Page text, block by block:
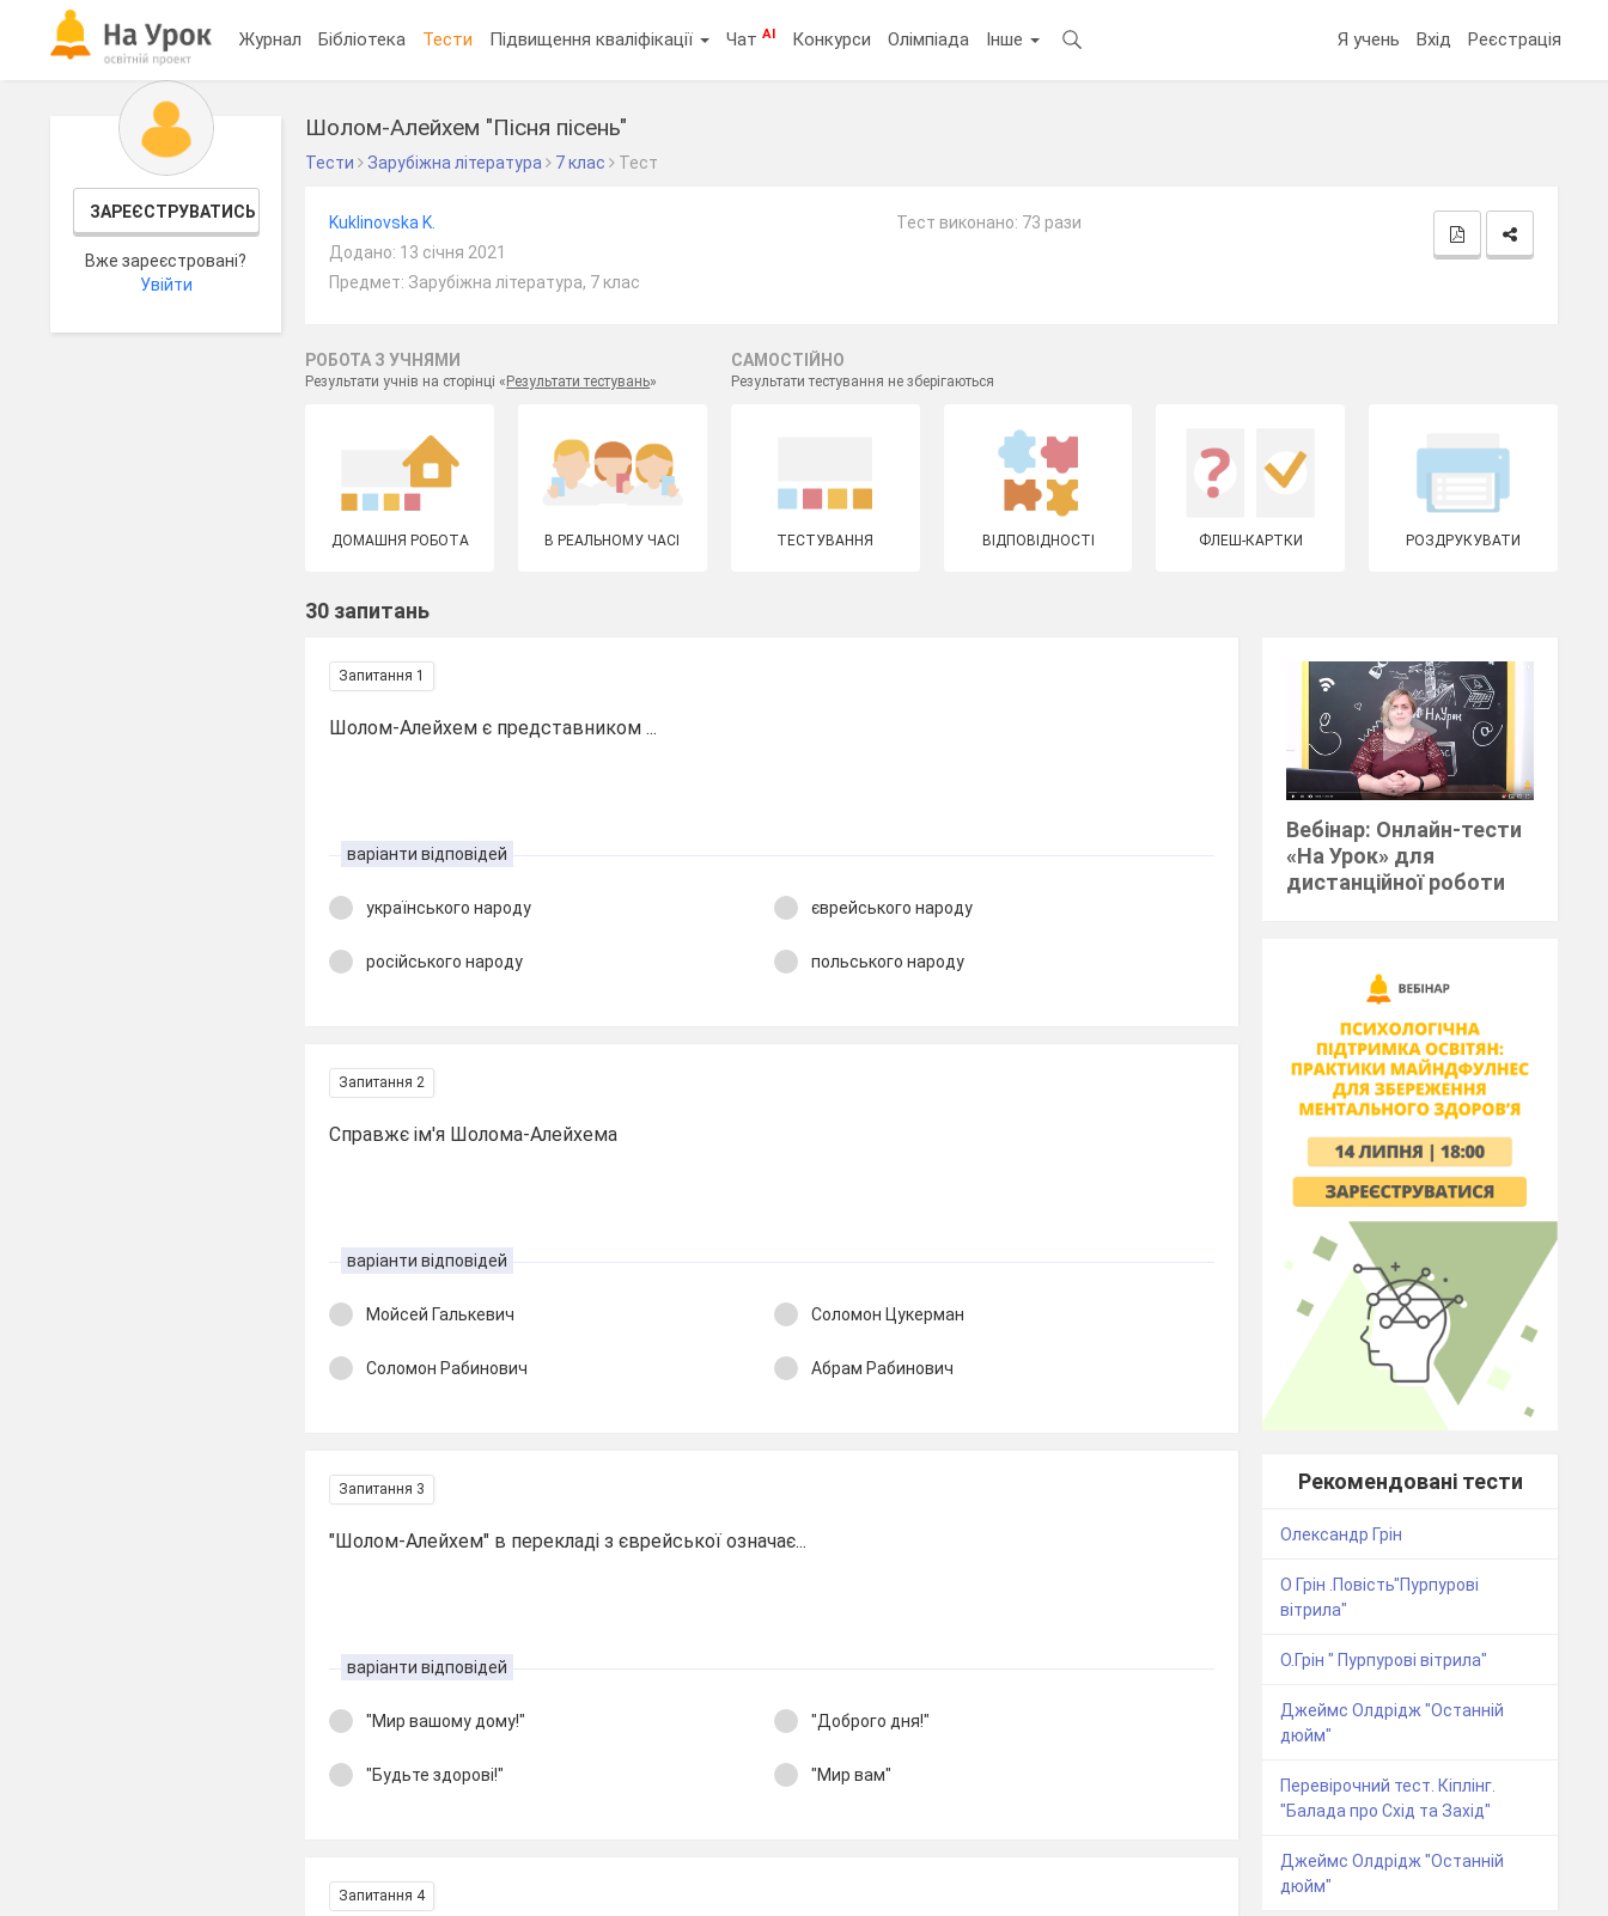
Журнал Бібліотека Тести Підвищення кваліфікації ЧатAI Конкурси Олімпіада Інше Я учень Вхід Реєстрація
ЗАРЕЄСТРУВАТИСЬ
Вже зареєстровані?
Увійти
Шолом-Алейхем "Пісня пісень"
Тести Зарубіжна література 7 клас Тест
Kuklinovska K.
Додано: 13 січня 2021
Предмет: Зарубіжна література, 7 клас
Тест виконано: 73 рази
РОБОТА З УЧНЯМИ
Результати учнів на сторінці « Результати тестувань»
САМОСТІЙНО
Результати тестування не зберігаються
ДОМАШНЯ РОБОТА В РЕАЛЬНОМУ ЧАСІ ТЕСТУВАННЯ ВІДПОВІДНОСТІ ФЛЕШ-КАРТКИ РОЗДРУКУВАТИ
30 запитань
Запитання 1
Шолом-Алейхем є представником ...
варіанти відповідей
українського народу єврейського народу
російського народу польського народу
Запитання 2
Справжє ім'я Шолома-Алейхема
варіанти відповідей
Мойсей Галькевич Соломон Цукерман
Соломон Рабинович Абрам Рабинович
Запитання 3
"Шолом-Алейхем" в перекладі з єврейської означає...
варіанти відповідей
"Мир вашому дому!" "Доброго дня!"
"Будьте здорові!" "Мир вам"
Запитання 4
Вебінар: Онлайн-тести
«На Урок» для
дистанційної роботи
Рекомендовані тести
Олександр Грін
О Грін .Повість"Пурпурові
вітрила"
О.Грін " Пурпурові вітрила"
Джеймс Олдрідж "Останній
дюйм"
Перевірочний тест. Кіплінг.
"Балада про Схід та Захід"
Джеймс Олдрідж "Останній
дюйм"